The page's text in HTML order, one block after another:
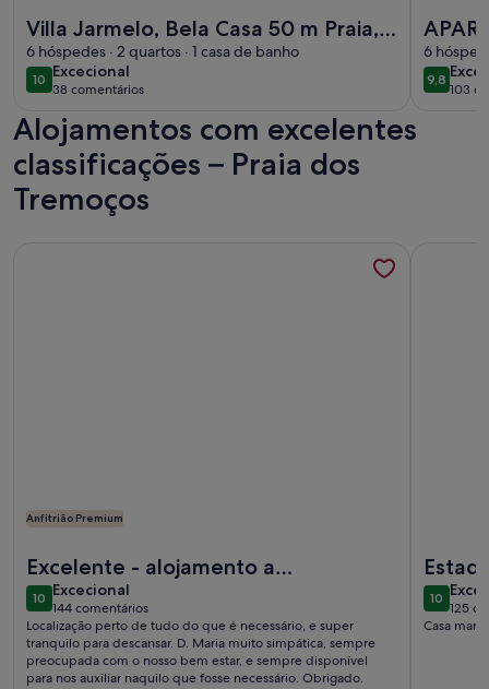
Villa Jarmelo, Bela Casa 50 m Praia,
Boa Vista Mar, Piscina, Jardim, AC,
wifi 5G
6 hóspedes · 2 quartos · 1 casa de banho
1010 de 10
Excecional
excecional
38 comentários
(38
comentários)
Fi
6
9,89,8 de
103
(103
Alojamentos com excelentes
classificações – Praia dos
Tremoços
Anfitrião Premium
Excelente - alojamento a
recomendar por tudo.
1010 de 10
Excecional
excecional
144 comentários
(144
comentários)
Localização perto de tudo do que é necessário, e super
tranquilo para descansar. D. Maria muito simpática, sempre
preocupada com o nosso bem estar, e sempre disponível
para nos auxiliar naquilo que fosse necessário. Obrigado.
Mais informações sobre o Apartamento vista Mar
1010 de 10
125
(125
Casa